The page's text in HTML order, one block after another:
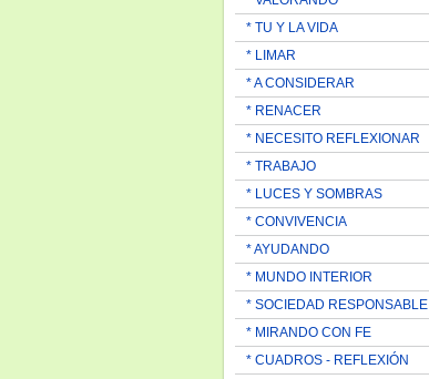
* TU Y LA VIDA
* LIMAR
* A CONSIDERAR
* RENACER
* NECESITO REFLEXIONAR
* TRABAJO
* LUCES Y SOMBRAS
* CONVIVENCIA
* AYUDANDO
* MUNDO INTERIOR
* SOCIEDAD RESPONSABLE
* MIRANDO CON FE
* CUADROS - REFLEXIÓN